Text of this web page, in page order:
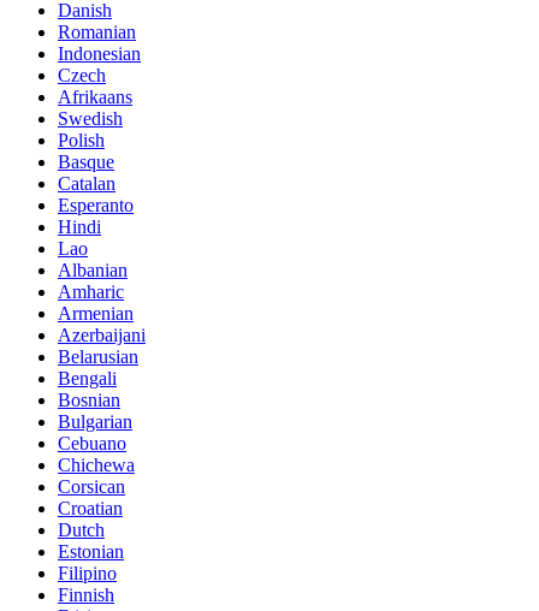
Danish
Romanian
Indonesian
Czech
Afrikaans
Swedish
Polish
Basque
Catalan
Esperanto
Hindi
Lao
Albanian
Amharic
Armenian
Azerbaijani
Belarusian
Bengali
Bosnian
Bulgarian
Cebuano
Chichewa
Corsican
Croatian
Dutch
Estonian
Filipino
Finnish